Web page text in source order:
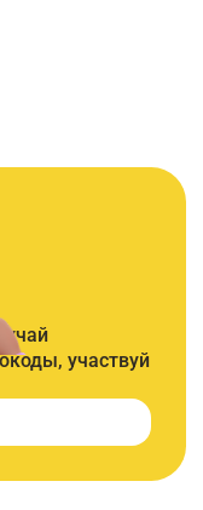
участвуй